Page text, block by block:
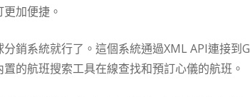
加便捷。
銷系統就行了。這個系統通過XML API連接
的航班搜索工具在線查找和預訂心儀的航班。